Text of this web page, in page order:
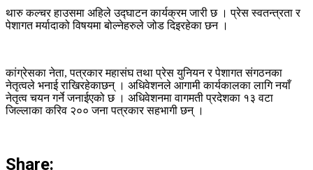
थारु कल्चर हाउसमा अहिले उद्घाटन कार्यक्रम जारी छ । प्रेस स्वतन्त्रता र
पेशागत मर्यादाको विषयमा बोल्नेहरुले जोड दिइरहेका छन ।
कांग्रेसका नेता, पत्रकार महासंघ तथा प्रेस युनियन र पेशागत संगठनका
नेतृत्वले भनाई राखिरहेकाछन् । अधिवेशनले आगामी कार्यकालका लागि नयाँ
नेतृत्व चयन गर्ने जनाईएको छ । अधिवेशनमा वागमती प्रदेशका १३ वटा
जिल्लाका करिव २०० जना पत्रकार सहभागी छन् ।
Share: